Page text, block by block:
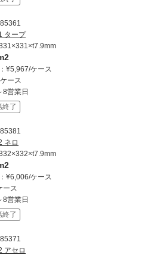
タープ
¥5,967/ケース
ース
8営業日
終了
ネロ
¥6,006/ケース
ース
8営業日
終了
アセロ